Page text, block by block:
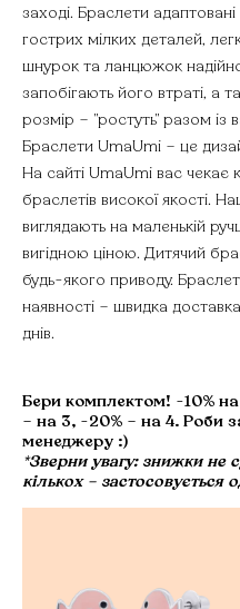
заході. Браслети
гострих мілких деталей,
шнурок та ланцюжок надійно
запобігають його втраті, а
розмір – "ростуть" разом із
Браслети UmaUmi – це
На сайті UmaUmi вас чекає
браслетів високої якості.
виглядають на маленькій
вигідною ціною. Дитячий
будь-якого приводу.
наявності – швидка
днів.
Бери комплектом! -10% на
– на 3, -20% – на 4. Роби
менеджеру :)
*Зверни увагу: знижки не
кількох – застосовується